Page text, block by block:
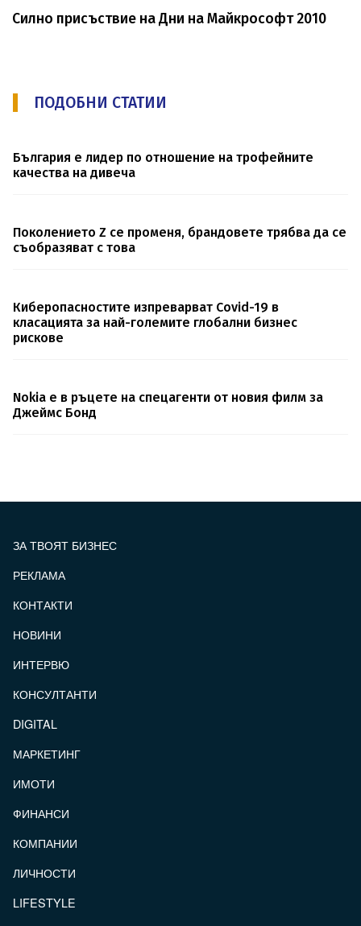
Силно присъствие на Дни на Майкрософт 2010
ПОДОБНИ СТАТИИ
България е лидер по отношение на трофейните
качества на дивеча
Поколението Z се променя, брандовете трябва да се
съобразяват с това
Киберопасностите изпреварват Covid-19 в
класацията за най-големите глобални бизнес
рискове
Nokia e в ръцете на спецагенти от новия филм за
Джеймс Бонд
ЗА ТВОЯТ БИЗНЕС
РЕКЛАМА
КОНТАКТИ
НОВИНИ
ИНТЕРВЮ
КОНСУЛТАНТИ
DIGITAL
МАРКЕТИНГ
ИМОТИ
ФИНАНСИ
КОМПАНИИ
ЛИЧНОСТИ
LIFESTYLE